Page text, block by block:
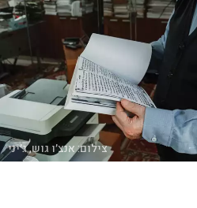
צילום:אנצ׳ו גוש, ג׳יני